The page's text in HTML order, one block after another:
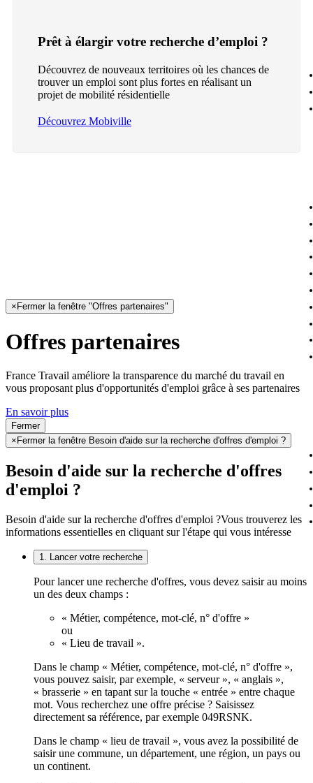
Prêt à élargir votre recherche d’emploi ?
Découvrez de nouveaux territoires où les chances de
trouver un emploi sont plus fortes en réalisant un
projet de mobilité résidentielle
Découvrez Mobiville
× Fermer la fenêtre "Offres partenaires"
Offres partenaires
France Travail améliore la transparence du marché du travail en
vous proposant plus d'opportunités d'emploi grâce à ses partenaires
En savoir plus
Fermer
× Fermer la fenêtre Besoin d'aide sur la recherche d'offres d'emploi ?
Besoin d'aide sur la recherche d'offres
d'emploi ?
Besoin d'aide sur la recherche d'offres d'emploi ?Vous trouverez les
informations essentielles en cliquant sur l'étape qui vous intéresse
1. Lancer votre recherche
Pour lancer une recherche d'offres, vous devez saisir au moins
un des deux champs :
« Métier, compétence, mot-clé, n° d'offre »
ou
« Lieu de travail ».
Dans le champ « Métier, compétence, mot-clé, n° d'offre »,
vous pouvez saisir, par exemple, « serveur », « anglais »,
« brasserie » en tapant sur la touche « entrée » entre chaque
mot. Vous recherchez une offre précise ? Saisissez
directement sa référence, par exemple 049RSNK.
Dans le champ « lieu de travail », vous avez la possibilité de
saisir une commune, un département, une région, un pays ou
un continent.